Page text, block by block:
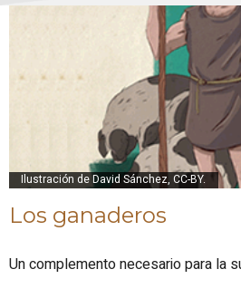
Ilustración de David Sánchez, CC-BY.
Los ganaderos
Un complemento necesario para la